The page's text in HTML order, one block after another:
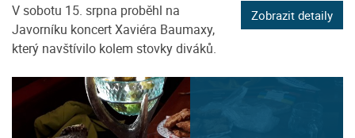
V sobotu 15. srpna proběhl na
Javorníku koncert Xaviéra Baumaxy,
který navštívilo kolem stovky diváků.
Zobrazit detaily